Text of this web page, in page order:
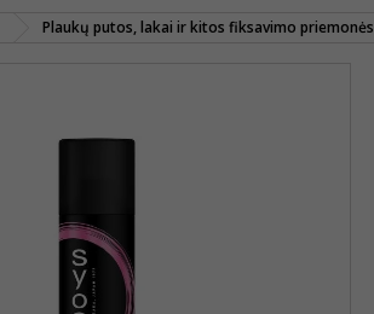
Plaukų putos, lakai ir kitos fiksavimo priemonės